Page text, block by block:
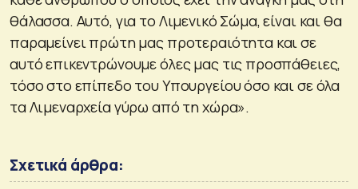
θάλασσα. Αυτό, για το Λιμενικό Σώμα, είναι και θα
παραμείνει πρώτη μας προτεραιότητα και σε
αυτό επικεντρώνουμε όλες μας τις προσπάθειες,
τόσο στο επίπεδο του Υπουργείου όσο και σε όλα
τα Λιμεναρχεία γύρω από τη χώρα».
Σχετικά άρθρα: